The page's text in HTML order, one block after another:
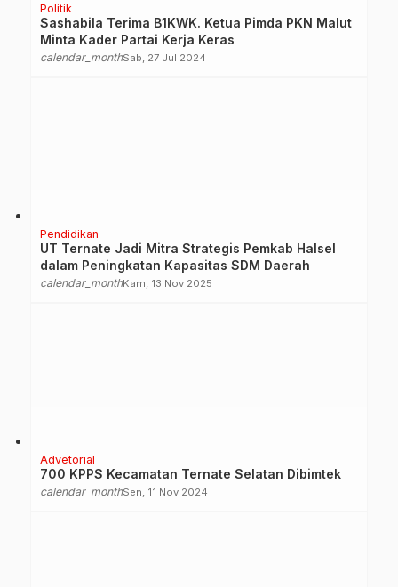
Politik
Sashabila Terima B1KWK. Ketua Pimda PKN Malut
Minta Kader Partai Kerja Keras
calendar_monthSab, 27 Jul 2024
Pendidikan
UT Ternate Jadi Mitra Strategis Pemkab Halsel
dalam Peningkatan Kapasitas SDM Daerah
calendar_monthKam, 13 Nov 2025
Advetorial
700 KPPS Kecamatan Ternate Selatan Dibimtek
calendar_monthSen, 11 Nov 2024